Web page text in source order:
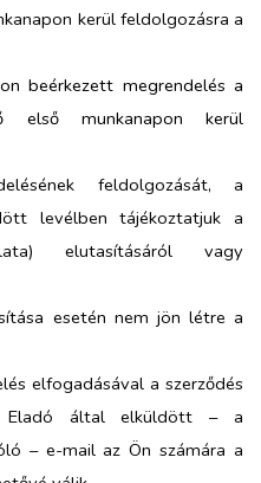
kerül feldolgozásra a
beérkezett megrendelés a
első munkanapon kerül
feldolgozását, a
levélben tájékoztatjuk a
elutasításáról vagy
esetén nem jön létre a
elfogadásával a szerződés
által elküldött – a
– e-mail az Ön számára a